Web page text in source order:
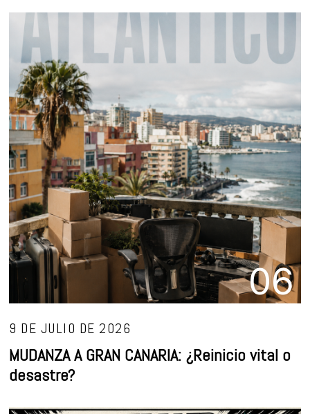
06
9 DE JULIO DE 2026
MUDANZA A GRAN CANARIA: ¿Reinicio vital o
desastre?